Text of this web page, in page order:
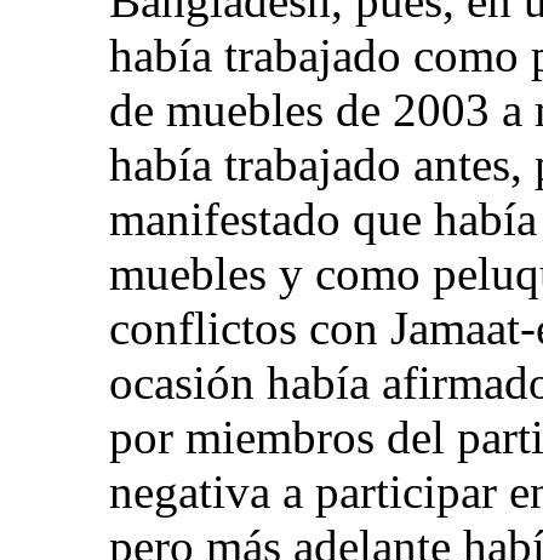
había trabajado como
de muebles de 2003
había trabajado
manifestado que
muebles y como
conflictos con
ocasión había
por miembros del
negativa a participar
pero más adelante